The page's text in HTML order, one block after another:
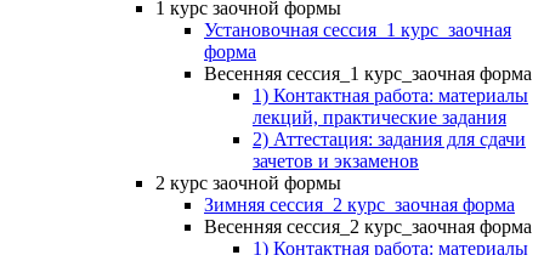
1 курс заочной формы
Установочная сессия_1 курс_заочная
форма
Весенняя сессия_1 курс_заочная форма
1) Контактная работа: материалы
лекций, практические задания
2) Аттестация: задания для сдачи
зачетов и экзаменов
2 курс заочной формы
Зимняя сессия_2 курс_заочная форма
Весенняя сессия_2 курс_заочная форма
1) Контактная работа: материалы